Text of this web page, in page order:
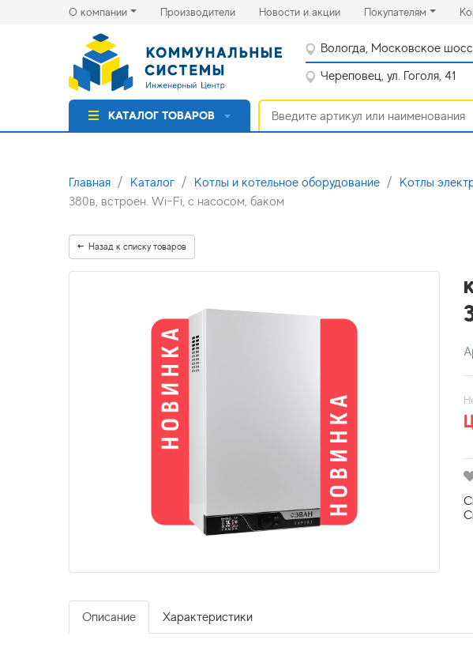
О компании Производители(current)Новости и акции(current)Покупателям
Вологда, Московское
Череповец, ул. Гоголя, 41
КАТАЛОГ ТОВАРОВ
Главная Каталог Котлы и котельное оборудование Котлы
380в, встроен. Wi-Fi, с насосом, баком
Назад к списку товаров
Описание Характеристики